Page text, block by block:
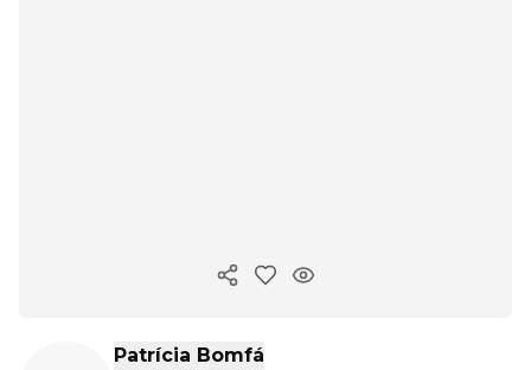
Copiar enlace
Patrícia Bomfá